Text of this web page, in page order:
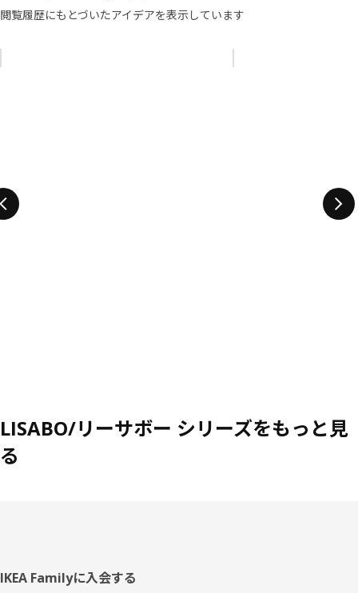
閲覧履歴にもとづいたアイデアを表示しています
LISABO/リーサボー シリーズをもっと見
る
フ
IKEA Familyに入会する